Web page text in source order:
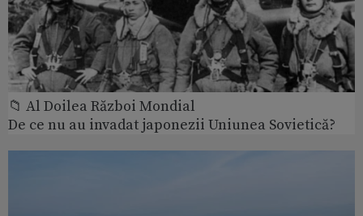
📁 Al Doilea Război Mondial
De ce nu au invadat japonezii Uniunea Sovietică?